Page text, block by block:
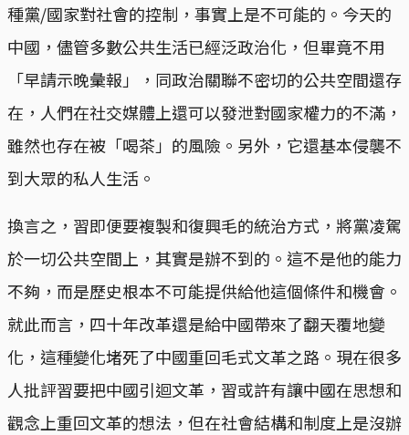
種黨/國家對社會的控制，事實上是不可能的。今天的
中國，儘管多數公共生活已經泛政治化，但畢竟不用
「早請示晚彙報」，同政治關聯不密切的公共空間還存
在，人們在社交媒體上還可以發泄對國家權力的不滿，
雖然也存在被「喝茶」的風險。另外，它還基本侵襲不
到大眾的私人生活。
換言之，習即便要複製和復興毛的統治方式，將黨凌駕
於一切公共空間上，其實是辦不到的。這不是他的能力
不夠，而是歷史根本不可能提供給他這個條件和機會。
就此而言，四十年改革還是給中國帶來了翻天覆地變
化，這種變化堵死了中國重回毛式文革之路。現在很多
人批評習要把中國引迴文革，習或許有讓中國在思想和
觀念上重回文革的想法，但在社會結構和制度上是沒辦